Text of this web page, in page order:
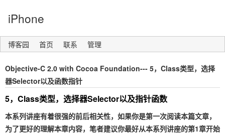
iPhone
博客园 首页 联系 管理
Objective-C 2.0 with Cocoa Foundation--- 5，Class类型，选择
器Selector以及函数指针
5，Class类型，选择器Selector以及指针函数
本系列讲座有着很强的前后相关性，如果你是第一次阅读本篇文章，
为了更好的理解本章内容，笔者建议你最好从本系列讲座的第1章开始